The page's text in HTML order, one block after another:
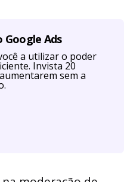
Google Ads
a utilizar o poder
Invista 20
sem a